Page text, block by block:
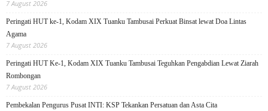
7 August 2026
Peringati HUT ke-1, Kodam XIX Tuanku Tambusai Perkuat Binsat lewat Doa Lintas
Agama
7 August 2026
Peringati HUT Ke-1, Kodam XIX Tuanku Tambusai Teguhkan Pengabdian Lewat Ziarah
Rombongan
7 August 2026
Pembekalan Pengurus Pusat INTI: KSP Tekankan Persatuan dan Asta Cita